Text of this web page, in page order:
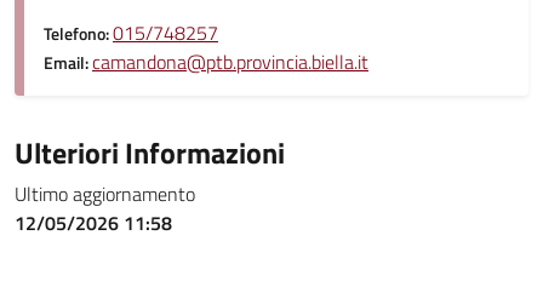
Telefono:015/748257
Email:camandona@ptb.provincia.biella.it
Ulteriori Informazioni
Ultimo aggiornamento
12/05/2026 11:58